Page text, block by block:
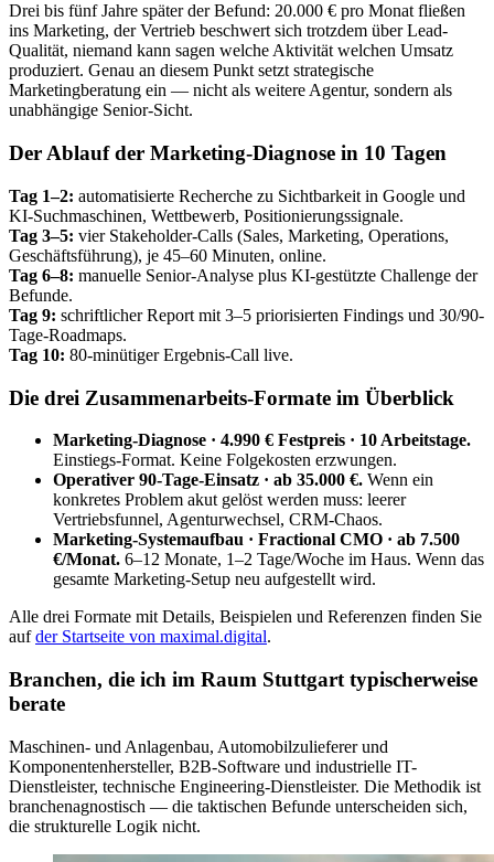
Drei bis fünf Jahre später der Befund: 20.000 € pro Monat fließen
ins Marketing, der Vertrieb beschwert sich trotzdem über Lead-
Qualität, niemand kann sagen welche Aktivität welchen Umsatz
produziert. Genau an diesem Punkt setzt strategische
Marketingberatung ein — nicht als weitere Agentur, sondern als
unabhängige Senior-Sicht.
Der Ablauf der Marketing-Diagnose in 10 Tagen
Tag 1–2: automatisierte Recherche zu Sichtbarkeit in Google und
KI-Suchmaschinen, Wettbewerb, Positionierungssignale.
Tag 3–5: vier Stakeholder-Calls (Sales, Marketing, Operations,
Geschäftsführung), je 45–60 Minuten, online.
Tag 6–8: manuelle Senior-Analyse plus KI-gestützte Challenge der
Befunde.
Tag 9: schriftlicher Report mit 3–5 priorisierten Findings und 30/90-
Tage-Roadmaps.
Tag 10: 80-minütiger Ergebnis-Call live.
Die drei Zusammenarbeits-Formate im Überblick
Marketing-Diagnose · 4.990 € Festpreis · 10 Arbeitstage.
Einstiegs-Format. Keine Folgekosten erzwungen.
Operativer 90-Tage-Einsatz · ab 35.000 €. Wenn ein
konkretes Problem akut gelöst werden muss: leerer
Vertriebsfunnel, Agenturwechsel, CRM-Chaos.
Marketing-Systemaufbau · Fractional CMO · ab 7.500
€/Monat. 6–12 Monate, 1–2 Tage/Woche im Haus. Wenn das
gesamte Marketing-Setup neu aufgestellt wird.
Alle drei Formate mit Details, Beispielen und Referenzen finden Sie
auf der Startseite von maximal.digital.
Branchen, die ich im Raum Stuttgart typischerweise
berate
Maschinen- und Anlagenbau, Automobilzulieferer und
Komponentenhersteller, B2B-Software und industrielle IT-
Dienstleister, technische Engineering-Dienstleister. Die Methodik ist
branchenagnostisch — die taktischen Befunde unterscheiden sich,
die strukturelle Logik nicht.